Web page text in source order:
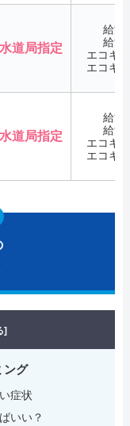
水道局指定
給湯
給湯
エコキ
エコキ
水道局指定
給湯
給湯
エコキ
エコキ
]
ング
症状
いい？